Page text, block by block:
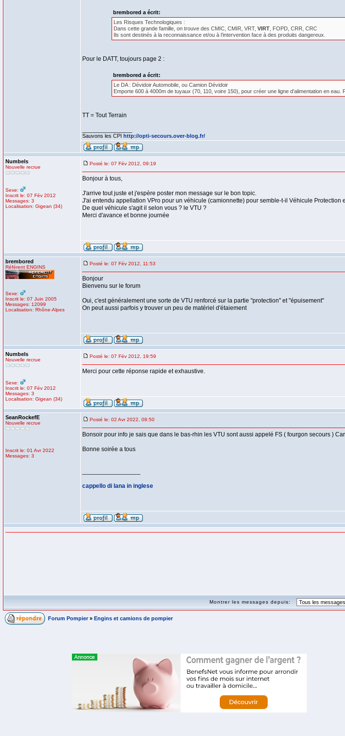
brembored a écrit:
Les Risques Technologiques :
Dans cette grande famille, on trouve des CMIC, CMIR, VRT, VIRT, FOPD, CRR, CRC
Ils sont destinés à la reconnaissance et/ou à l’intervention face à des produits dangereux.
Pour le DATT, toujours page 2 :
brembored a écrit:
Le DA : Dévidoir Automobile, ou Camion Dévidoir
Emporte 600 à 4000m de tuyaux (70, 110, voire 150), pour créer une ligne d’alimentation en
TT = Tout Terrain
Sauvons les CPI http://opti-secours.over-blog.fr/
Numbels
Nouvelle recrue
Sexe:
Inscrit le: 07 Fév 2012
Messages: 3
Localisation: Gigean (34)
Posté le: 07 Fév 2012, 09:19
Bonjour à tous,
J'arrive tout juste et j'espère poster mon message sur le bon topic.
J'ai entendu appellation VPro pour un véhicule (camionnette) pour semble-t-il Véhicule
De quel véhicule s'agit il selon vous ? le VTU ?
Merci d'avance et bonne journée
brembored
Référent ENGINS
Sexe:
Inscrit le: 07 Juin 2005
Messages: 12099
Localisation: Rhône-Alpes
Posté le: 07 Fév 2012, 11:53
Bonjour
Bienvenu sur le forum
Oui, c'est généralement une sorte de VTU renforcé sur la partie "protection" et "épuisement"
On peut aussi parfois y trouver un peu de matériel d'étaiement
Numbels
Nouvelle recrue
Sexe:
Inscrit le: 07 Fév 2012
Messages: 3
Localisation: Gigean (34)
Posté le: 07 Fév 2012, 19:59
Merci pour cette réponse rapide et exhaustive.
SeanRockefE
Nouvelle recrue
Inscrit le: 01 Avr 2022
Messages: 3
Posté le: 02 Avr 2022, 08:50
Bonsoir pour info je sais que dans le bas-rhin les VTU sont aussi appelé FS ( fourgon secours )
Bonne soirée a tous
cappello di lana in inglese
Montrer les messages depuis:
Forum Pompier » Engins et camions de pompier